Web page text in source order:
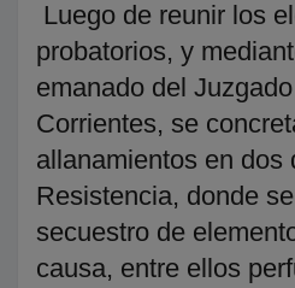
Luego de reunir los
probatorios, y
emanado del
Corrientes, se
allanamientos en dos
Resistencia, donde
secuestro de
causa, entre ellos